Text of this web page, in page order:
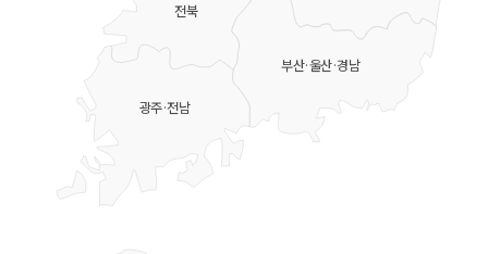
부산·울산·경남
전북
광주·전남